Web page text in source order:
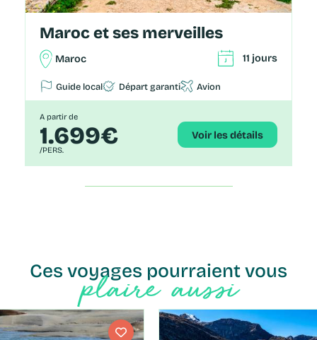
Maroc et ses merveilles
Maroc 11 jours
Guide local Départ garanti Avion
A partir de
1.699€
/PERS.
Voir les détails
Ces voyages pourraient vous
plaire aussi